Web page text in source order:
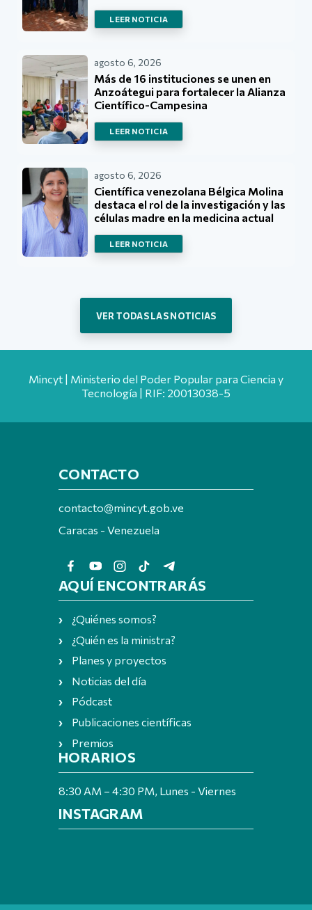
LEER NOTICIA
agosto 6, 2026
Más de 16 instituciones se unen en
Anzoátegui para fortalecer la Alianza
Científico-Campesina
LEER NOTICIA
agosto 6, 2026
Científica venezolana Bélgica Molina
destaca el rol de la investigación y las
células madre en la medicina actual
LEER NOTICIA
VER TODAS LAS NOTICIAS
Mincyt | Ministerio del Poder Popular para Ciencia y
Tecnología | RIF: 20013038-5
CONTACTO
contacto@mincyt.gob.ve
Caracas - Venezuela
AQUÍ ENCONTRARÁS
¿Quiénes somos?
¿Quién es la ministra?
Planes y proyectos
Noticias del día
Pódcast
Publicaciones científicas
Premios
HORARIOS
8:30 AM – 4:30 PM, Lunes - Viernes
INSTAGRAM